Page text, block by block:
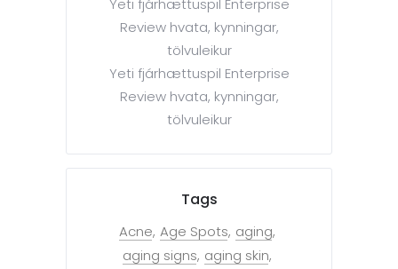
Yeti fjárhættuspil Enterprise
Review hvata, kynningar,
tölvuleikur
Yeti fjárhættuspil Enterprise
Review hvata, kynningar,
tölvuleikur
Tags
Acne Age Spots aging
aging signs aging skin